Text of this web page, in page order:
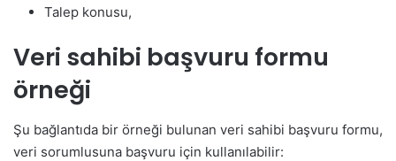
Talep konusu,
Veri sahibi başvuru formu
örneği
Şu bağlantıda bir örneği bulunan veri sahibi başvuru formu,
veri sorumlusuna başvuru için kullanılabilir: